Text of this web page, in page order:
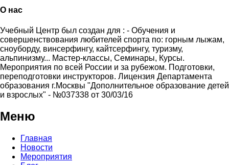
О нас
Учебный Центр был создан для : - Обучения и
совершенствования любителей спорта по: горным лыжам,
сноуборду, винсерфингу, кайтсерфингу, туризму,
альпинизму... Мастер-классы, Семинары, Курсы.
Мероприятия по всей России и за рубежом. Подготовки,
переподготовки инструкторов. Лицензия Департамента
образования г.Москвы "Дополнительное образование детей
и взрослых" - №037338 от 30/03/16
Меню
Главная
Новости
Мероприятия